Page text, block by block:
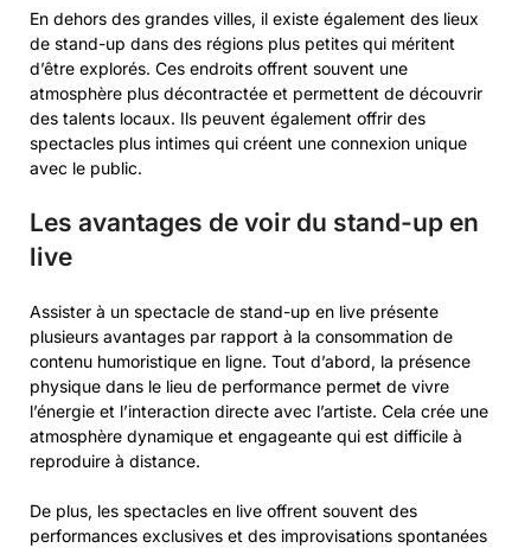
En dehors des grandes villes, il existe également des lieux
de stand-up dans des régions plus petites qui méritent
d’être explorés. Ces endroits offrent souvent une
atmosphère plus décontractée et permettent de découvrir
des talents locaux. Ils peuvent également offrir des
spectacles plus intimes qui créent une connexion unique
avec le public.
Les avantages de voir du stand-up en
live
Assister à un spectacle de stand-up en live présente
plusieurs avantages par rapport à la consommation de
contenu humoristique en ligne. Tout d’abord, la présence
physique dans le lieu de performance permet de vivre
l’énergie et l’interaction directe avec l’artiste. Cela crée une
atmosphère dynamique et engageante qui est difficile à
reproduire à distance.
De plus, les spectacles en live offrent souvent des
performances exclusives et des improvisations spontanées